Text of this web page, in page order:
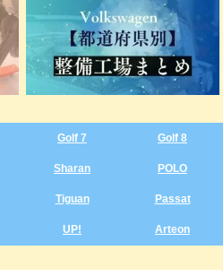
Golf 7 Golf 8
Sharan POLO
Tiguan Passat
UP! Arteon